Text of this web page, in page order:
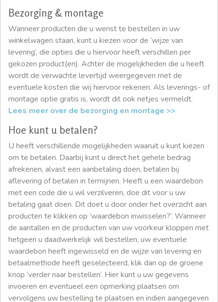
Bezorging & montage
Wanneer producten die u wenst te bestellen in uw
winkelwagen staan, kunt u kiezen voor de ‘wijze van
levering’, die opties die u hiervoor heeft verschillen per
gekozen product(en). Achter de mogelijkheden die u heeft
wordt de verwachte levertijd weergegeven met de
eventuele kosten die wij hiervoor rekenen. Als leverings- of
montage optie gratis is, wordt dit ook netjes vermeldt.
Lees meer over de bezorging en montage >>
Hoe kunt u betalen?
U heeft verschillende mogelijkheden waaruit u kunt kiezen
om te betalen. Daarbij kunt u direct het gehele bedrag
afrekenen, alvast een aanbetaling doen, betalen bij
aflevering of betalen in termijnen. Heeft u een waardebon
met een code die u wil verzilveren, doe dit voor u uw
betaling gaat doen. Dit doet u door onder het overzicht aan
producten te klikken op ‘waardebon inwisselen?’. Wanneer
de aantallen en de producten van uw voorkeur kloppen met
hetgeen u daadwerkelijk wil bestellen, uw eventuele
waardebon heeft ingewisseld en de wijze van levering en
betaalmethode heeft geselecteerd, klik dan op de groene
knop ‘verder naar bestellen’. Hier kunt u uw gegevens
invoeren en eventueel een opmerking plaatsen om
vervolgens uw bestelling te plaatsen en indien aangegeven